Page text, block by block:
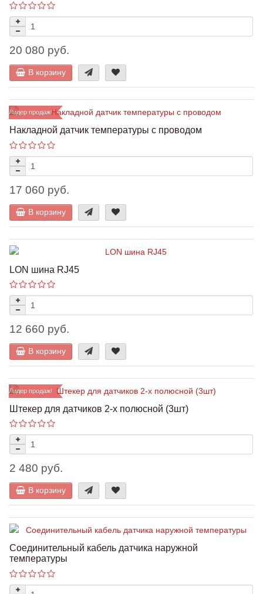
20 080 руб.
В корзину
Лидер продаж!
Накладной датчик температуры с проводом
17 060 руб.
В корзину
LON шина RJ45
12 660 руб.
В корзину
Лидер продаж!
Штекер для датчиков 2-х полюсной (3шт)
2 480 руб.
В корзину
Соединительный кабель датчика наружной
температуры